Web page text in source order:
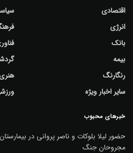
اقتصادی
انرژی
بانک
بیمه
رنگارنگ
سایر اخبار ویژه
خبرهای محبوب
حضور لیلا بلوکات و ناصر پروانی در
مجروحان جنگ